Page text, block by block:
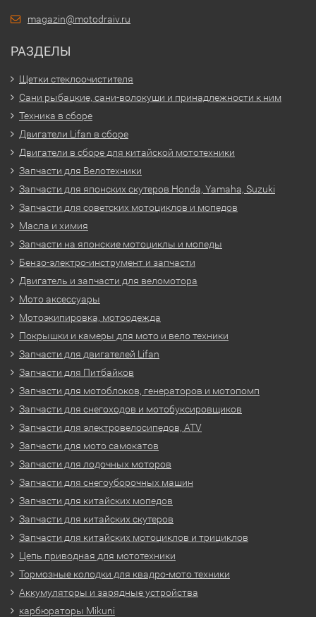
magazin@motodraiv.ru
РАЗДЕЛЫ
Щетки стеклоочистителя
Сани рыбацкие, сани-волокуши и принадлежности к ним
Техника в сборе
Двигатели Lifan в сборе
Двигатели в сборе для китайской мототехники
Запчасти для Велотехники
Запчасти для японских скутеров Honda, Yamaha, Suzuki
Запчасти для советских мотоциклов и мопедов
Масла и химия
Запчасти на японские мотоциклы и мопеды
Бензо-электро-инструмент и запчасти
Двигатель и запчасти для веломотора
Мото аксессуары
Мотоэкипировка, мотоодежда
Покрышки и камеры для мото и вело техники
Запчасти для двигателей Lifan
Запчасти для Питбайков
Запчасти для мотоблоков, генераторов и мотопомп
Запчасти для снегоходов и мотобуксировщиков
Запчасти для электровелосипедов, ATV
Запчасти для мото самокатов
Запчасти для лодочных моторов
Запчасти для снегоуборочных машин
Запчасти для китайских мопедов
Запчасти для китайских скутеров
Запчасти для китайских мотоциклов и трициклов
Цепь приводная для мототехники
Тормозные колодки для квадро-мото техники
Аккумуляторы и зарядные устройства
карбюраторы Mikuni